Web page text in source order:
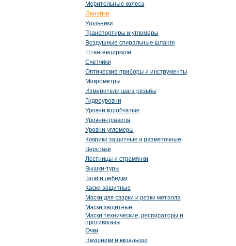
Мерительные колеса
Линейки
Угольники
Транспортиры и угломеры
Воздушные спиральные шланги
Штангенциркули
Счетчики
Оптические приборы и инструменты
Микрометры
Измерители шага резьбы
Гидроуровни
Уровни коробчатые
Уровни-правила
Уровни-угломеры
Коврики защитные и разметочные
Верстаки
Лестницы и стремянки
Вышки-туры
Тали и лебедки
Каски защитные
Маски для сварки и резки металла
Маски защитные
Маски технические, респираторы и
противогазы
Очки
Наушники и вкладыши